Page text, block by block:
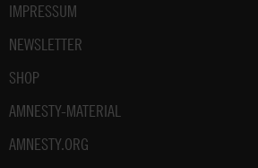
IMPRESSUM
NEWSLETTER
SHOP
AMNESTY-MATERIAL
AMNESTY.ORG